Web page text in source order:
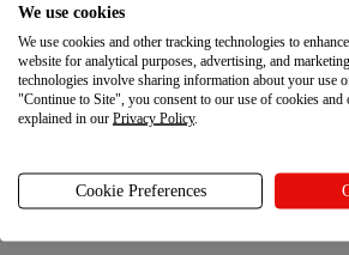
Printfulの品質
マーケティングを学ぶ
マーケティングを学ぶ
ブログ
We use cookies
We use cookies and other tracking technologies to
website for analytical purposes, advertising, and
technologies involve sharing information about your use
"Continue to Site", you consent to our use of cookies and
explained in our Privacy Policy.
Cookie Preferences